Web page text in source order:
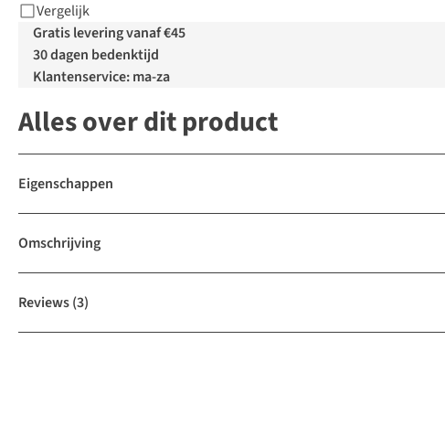
Vergelijk
Gratis levering vanaf €45
30 dagen bedenktijd
Klantenservice: ma-za
Alles over dit product
Eigenschappen
Omschrijving
Reviews(3)